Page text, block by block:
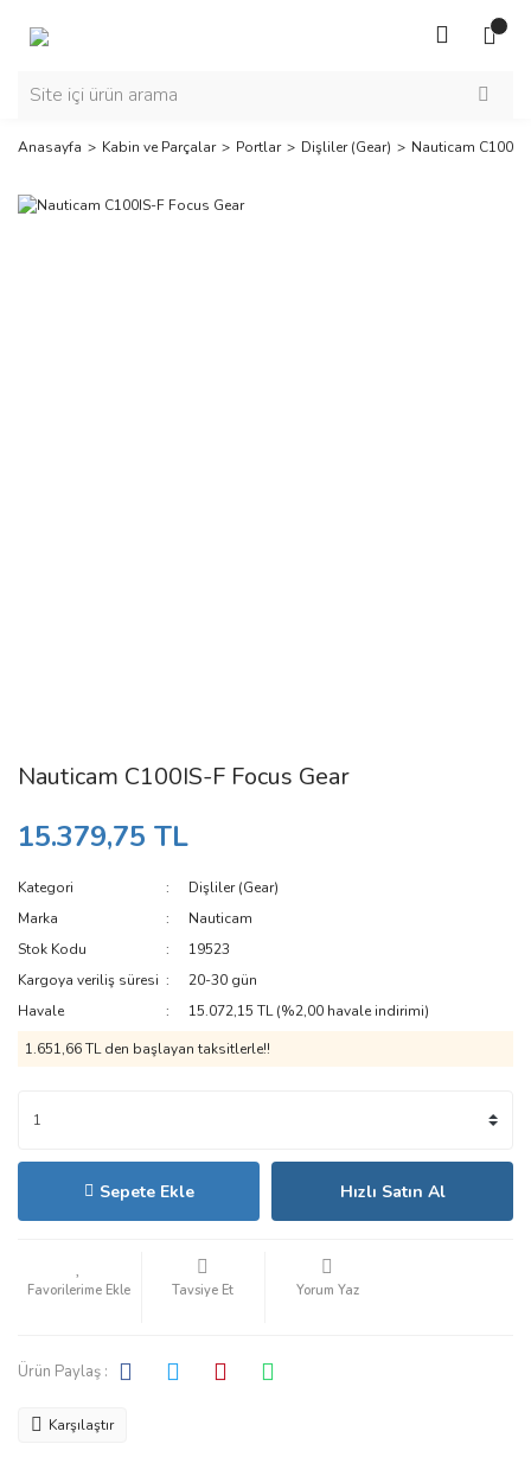
Anasayfa Kabin ve Parçalar Portlar Dişliler (Gear) Nauticam
Nauticam C100IS-F Focus Gear
15.379,75 TL
Kategori
Dişliler (Gear)
Marka
Nauticam
Stok Kodu
19523
Kargoya veriliş süresi
20-30 gün
Havale
15.072,15 TL (%2,00 havale indirimi)
1.651,66 TL den başlayan taksitlerle!!
Sepete Ekle Hızlı Satın Al
Tavsiye Et Yorum Yaz
Ürün Paylaş :
Karşılaştır